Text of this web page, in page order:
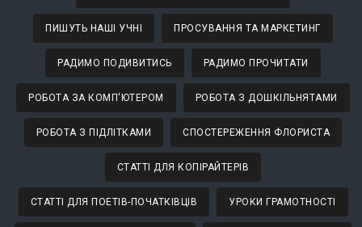
ПИШУТЬ НАШІ УЧНІ ПРОСУВАННЯ ТА МАРКЕТИНГ
РАДИМО ПОДИВИТИСЬ РАДИМО ПРОЧИТАТИ
РОБОТА ЗА КОМП'ЮТЕРОМ РОБОТА З ДОШКІЛЬНЯТАМИ
РОБОТА З ПІДЛІТКАМИ СПОСТЕРЕЖЕННЯ ФЛОРИСТА
СТАТТІ ДЛЯ КОПІРАЙТЕРІВ
СТАТТІ ДЛЯ ПОЕТІВ-ПОЧАТКІВЦІВ УРОКИ ГРАМОТНОСТІ